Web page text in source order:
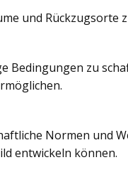
und Rückzugsorte
Bedingungen zu
Normen und
entwickeln können.